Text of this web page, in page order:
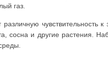
газ.
чувствительность
сосна и другие растения.